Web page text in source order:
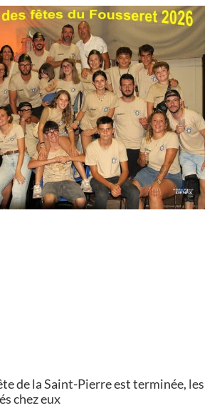
de la Saint-Pierre est terminée, les
chez eux